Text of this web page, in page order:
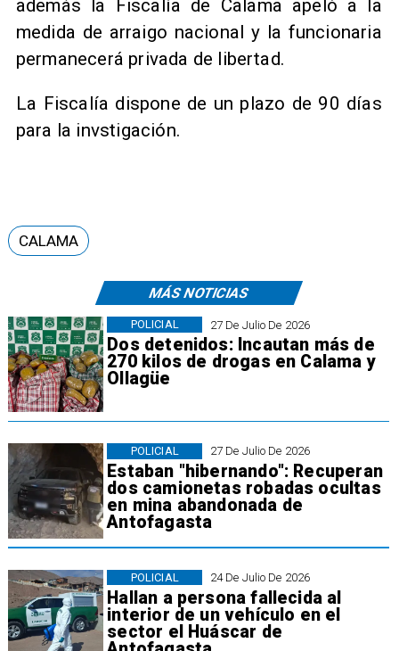
además la Fiscalía de Calama apeló a la
medida de arraigo nacional y la funcionaria
permanecerá privada de libertad.
La Fiscalía dispone de un plazo de 90 días
para la invstigación.
MÁS NOTICIAS
27 De Julio De 2026
Dos detenidos: Incautan más de
270 kilos de drogas en Calama y
Ollagüe
POLICIAL
27 De Julio De 2026
Estaban "hibernando": Recuperan
dos camionetas robadas ocultas
en mina abandonada de
Antofagasta
POLICIAL
24 De Julio De 2026
Hallan a persona fallecida al
interior de un vehículo en el
sector el Huáscar de
POLICIAL
CALAMA